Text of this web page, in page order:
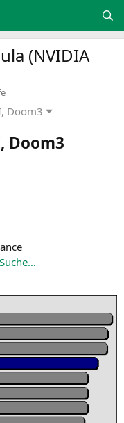
(NVIDIA
Doom3
, Doom3
Suche…